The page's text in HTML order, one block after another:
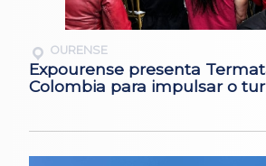
OURENSE
Expourense presenta
Colombia para impulsar o